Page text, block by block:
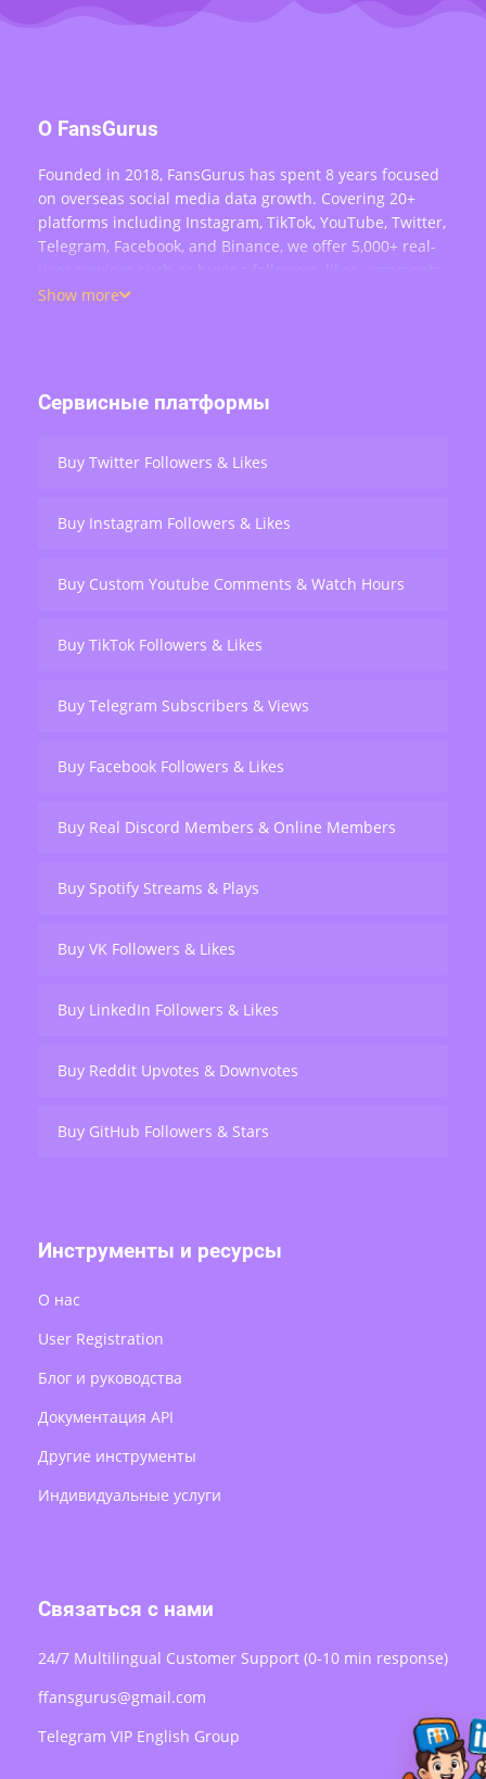
О FansGurus
Founded in 2018, FansGurus has spent 8 years focused
on overseas social media data growth. Covering 20+
platforms including Instagram, TikTok, YouTube, Twitter,
Telegram, Facebook, and Binance, we offer 5,000+ real-
views, retweets, and live stream engagement — serving
Show more
Сервисные платформы
Buy Twitter Followers & Likes
Buy Instagram Followers & Likes
Buy Custom Youtube Comments & Watch Hours
Buy TikTok Followers & Likes
Buy Telegram Subscribers & Views
Buy Facebook Followers & Likes
Buy Real Discord Members & Online Members
Buy Spotify Streams & Plays
Buy VK Followers & Likes
Buy LinkedIn Followers & Likes
Buy Reddit Upvotes & Downvotes
Buy GitHub Followers & Stars
Инструменты и ресурсы
О нас
User Registration
Блог и руководства
Документация API
Другие инструменты
Индивидуальные услуги
Связаться с нами
24/7 Multilingual Customer Support (0-10 min response)
ffansgurus@gmail.com
Telegram VIP English Group